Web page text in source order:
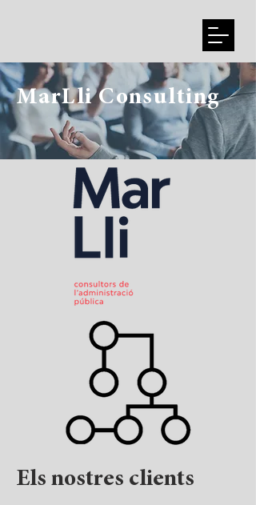
MarLli Consulting
Els nostres clients